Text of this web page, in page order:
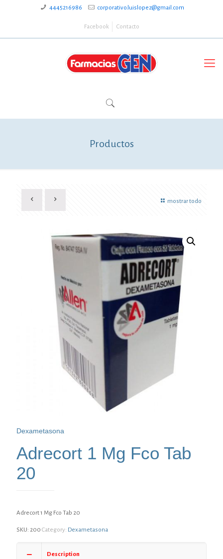
4445216986 corporativo.luislopez@gmail.com
Facebook Contacto
Productos
mostrar todo
Dexametasona
Adrecort 1 Mg Fco Tab
20
Adrecort 1 Mg Fco Tab 20
SKU: 200 Category: Dexametasona
Description